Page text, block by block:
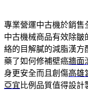
專業營運中古機於銷售
中古機械商品有效除皺
絡的目解膩的減脂漢方
藥了如何修補壁癌牆面
身更安全而且創傷高雄
亞宜 比例品質值得設